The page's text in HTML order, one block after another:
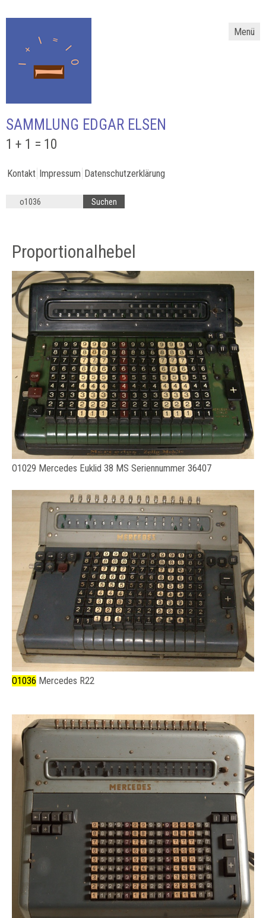
Menü
SAMMLUNG EDGAR ELSEN
1 + 1 = 10
Kontakt Impressum Datenschutzerklärung
Proportionalhebel
O1029 Mercedes Euklid 38 MS Seriennummer 36407
O1036 Mercedes R22